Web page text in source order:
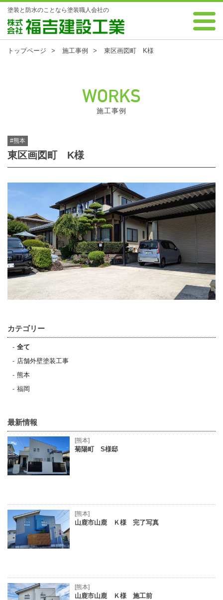
塗装と防水のことなら塗装職人会社の
0120-88-7343 受付時間 8:00～18:00 年中無休
トップページ 施工事例 東区画図町 K様
WORKS
施工事例
#熊本
東区画図町 K様
カテゴリー
全て
店舗外壁塗装工事
熊本
福岡
最新情報
[熊本]
菊陽町 S様邸
[熊本]
山鹿市山鹿 Ｋ様 完了写真
[熊本]
山鹿市山鹿 Ｋ様 施工前